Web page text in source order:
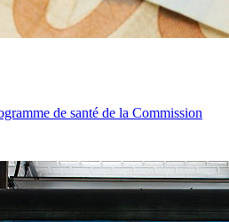
de santé de la Commission